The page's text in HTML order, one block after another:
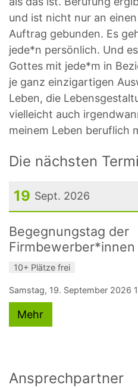
und ist nicht nur an
Auftrag gebunden. Es
jede*n persönlich. Und
Gottes mit jede*m in
je ganz einzigartigen
Leben, die
vielleicht auch
meinem Leben beruflich
Die nächsten
19 Sept. 2026
Datum: 19. September
Begegnungstag der
Firmbewerber*innen
10+ Plätze frei
Samstag, 19. September 2026
Mehr
Ansprechpartner